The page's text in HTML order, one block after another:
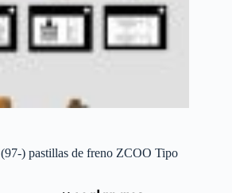
) pastillas de freno ZCOO Tipo